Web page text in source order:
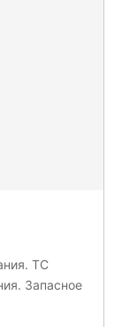
ТС
Запасное